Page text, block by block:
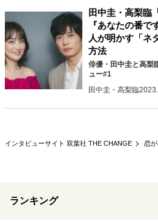
マインドセット
重圧との向き合い方
忘れられない言葉
10代・20代
熱狂できるもの
田中圭・高梨臨
『あなたの番
人が明かす「ネ
方法
俳優・田中圭と高梨
ュー#1
田中圭・高梨臨
インタビューサイト 双葉社 THE CHANGE 恋
ランキング